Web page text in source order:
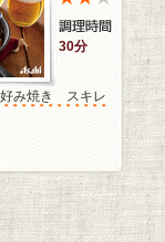
30分
好み焼き スキレ